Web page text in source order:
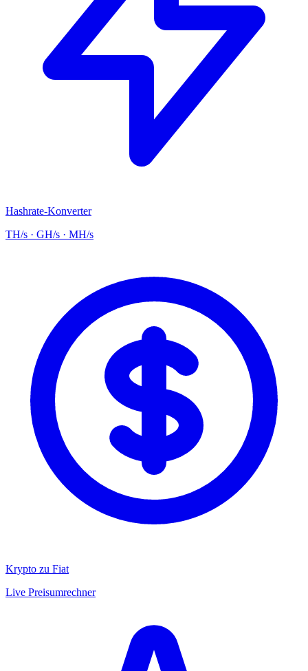
Hashrate-Konverter
TH/s · GH/s · MH/s
Krypto zu Fiat
Live Preisumrechner